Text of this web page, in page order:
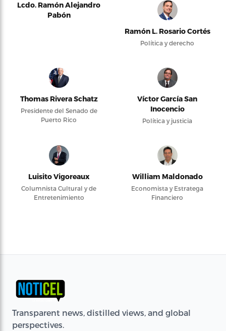
Lcdo. Ramón Alejandro
Pabón
Ramón L. Rosario Cortés
Política y derecho
Thomas Rivera Schatz
Presidente del Senado de
Puerto Rico
Víctor García San
Inocencio
Política y justicia
Luisito Vigoreaux
Columnista Cultural y de
Entretenimiento
William Maldonado
Economista y Estratega
Financiero
Transparent news, distilled views, and global
perspectives.